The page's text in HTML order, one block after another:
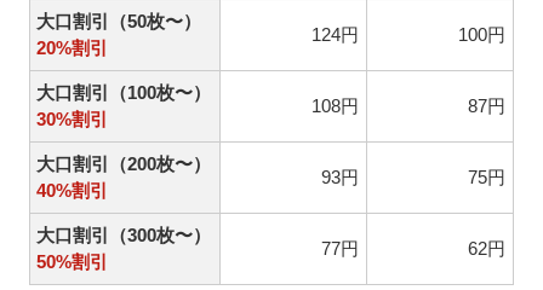
大口割引（50枚〜）
20%割引
124円 100円
大口割引（100枚〜）
30%割引
108円 87円
大口割引（200枚〜）
40%割引
93円 75円
大口割引（300枚〜）
50%割引
77円 62円